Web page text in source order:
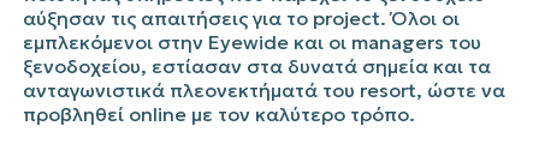
αύξησαν τις απαιτήσεις για τo project. Όλοι οι
εμπλεκόμενοι στην Eyewide και οι managers του
ξενοδοχείου, εστίασαν στα δυνατά σημεία και τα
ανταγωνιστικά πλεονεκτήματά του resort, ώστε να
προβληθεί online με τον καλύτερο τρόπο.